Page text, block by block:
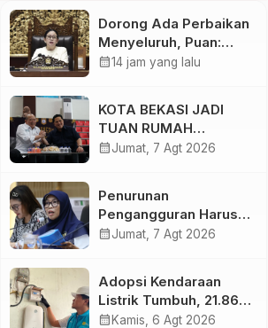
Dorong Ada Perbaikan
Menyeluruh, Puan:
Layanan Kesehatan
calendar_month14 jam yang lalu
KOTA BEKASI JADI
TUAN RUMAH
KEJURNAS MUAY THAI
calendar_monthJumat, 7 Agt 2026
Penurunan
Pengangguran Harus
Diikuti Peningkatan
calendar_monthJumat, 7 Agt 2026
Adopsi Kendaraan
Listrik Tumbuh, 21.865
Pelanggan Baru
calendar_month Kamis, 6 Agt 2026